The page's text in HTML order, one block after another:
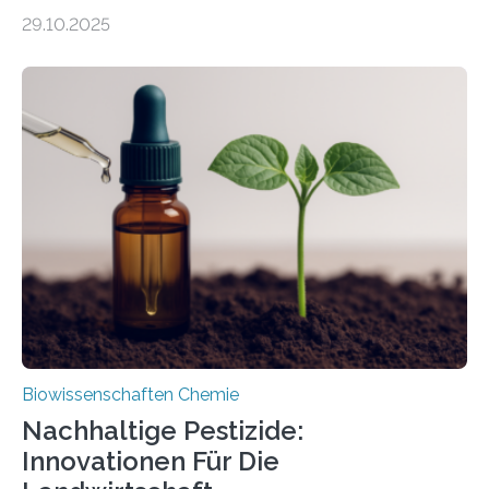
Forschende die bisher älteste bekannte Stechmücken-
Region Kachin in Myanmar und hat sich in
ausgezeichnetem Zustand erhalten. Es konnte als neue
Art einer neuen Gattung beschrieben werden und trägt
nun den Namen Cretosabethes primaevus. Dieser erste
fossile Nachweis einer Stechmückenlarve in Bernstein
stellt gleichzeitig den ersten Fossilfund einer
Mückenlarve aus dem Mesozoikum dar, denn…
29.10.2025
Biowissenschaften Chemie
Nachhaltige Pestizide:
Innovationen Für Die